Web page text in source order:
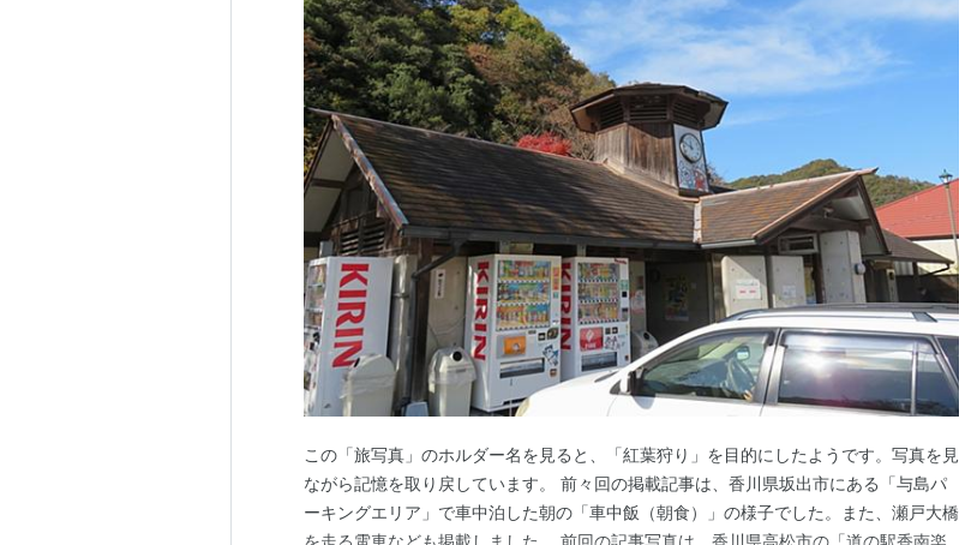
この「旅写真」のホルダー名を見ると、「紅葉狩り」を目的にしたようです。写真を見
ながら記憶を取り戻しています。 前々回の掲載記事は、香川県坂出市にある「与島パ
ーキングエリア」で車中泊した朝の「車中飯（朝食）」の様子でした。また、瀬戸大橋
を走る電車なども掲載しました。 前回の記事写真は、香川県高松市の「道の駅香南楽